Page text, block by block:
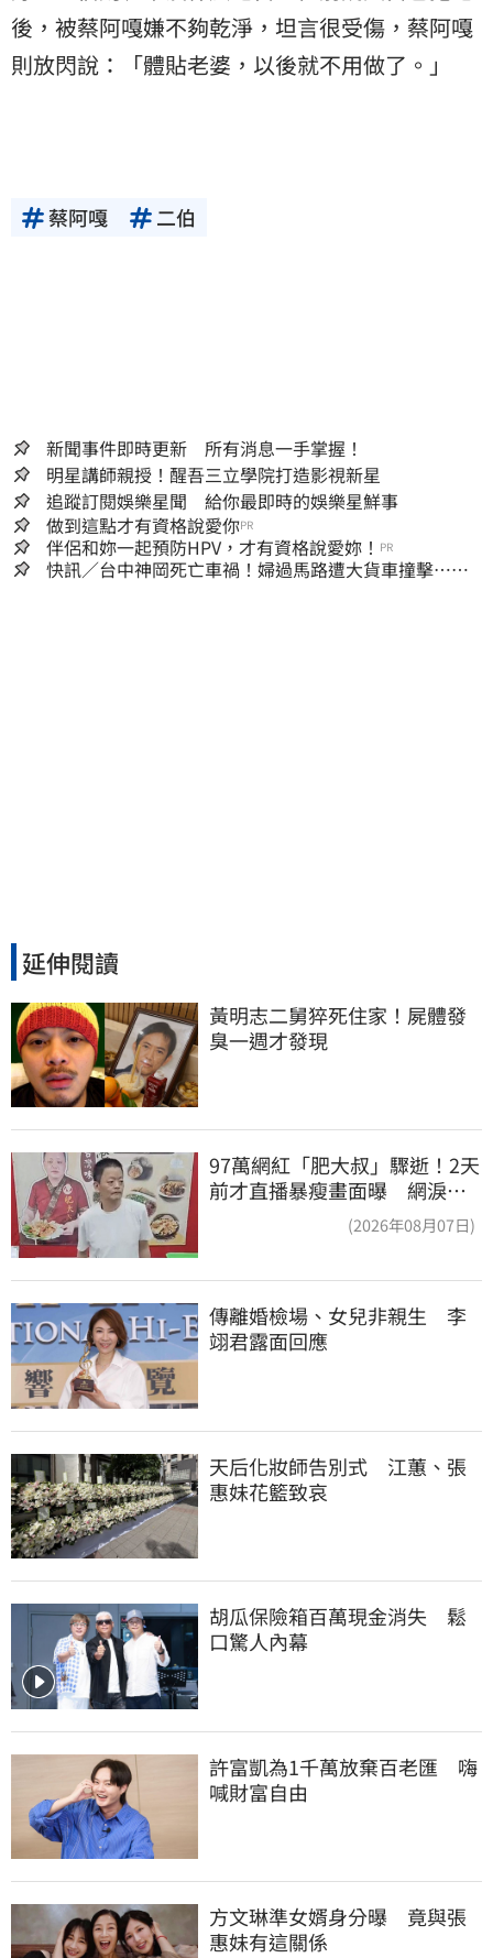
後，被蔡阿嘎嫌不夠乾淨，坦言很受傷，蔡阿嘎
則放閃說：「體貼老婆，以後就不用做了。」
蔡阿嘎 二伯
新聞事件即時更新 所有消息一手掌握！
明星講師親授！醒吾三立學院打造影視新星
追蹤訂閱娛樂星聞 給你最即時的娛樂星鮮事
做到這點才有資格說愛你PR
伴侶和妳一起預防HPV，才有資格說愛妳！ PR
快訊／台中神岡死亡車禍！婦過馬路遭大貨車撞擊…下
延伸閱讀
黃明志二舅猝死住家！屍體發
臭一週才發現
97萬網紅「肥大叔」驟逝！2天
前才直播暴瘦畫面曝 網淚
(2026年08月07日)
傳離婚檢場、女兒非親生　李
翊君露面回應
天后化妝師告別式　江蕙、張
惠妹花籃致哀
胡瓜保險箱百萬現金消失　鬆
口驚人內幕
許富凱為1千萬放棄百老匯　嗨
喊財富自由
方文琳準女婿身分曝　竟與張
惠妹有這關係